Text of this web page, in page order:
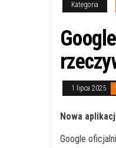
Kategoria
1 lipca 2025
Nowa
Google